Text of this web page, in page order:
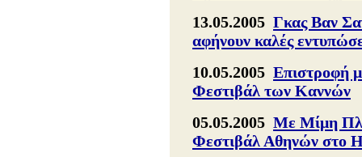
13.05.2005 Γκας Βαν
αφήνουν καλές
10.05.2005 Επιστροφή
Φεστιβάλ των Καννών
05.05.2005 Με Μίμη
Φεστιβάλ Αθηνών στο